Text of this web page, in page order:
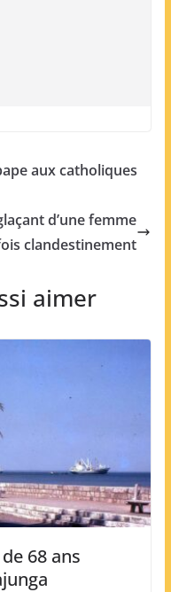
aux catholiques
d’une femme
clandestinement
aimer
68 ans